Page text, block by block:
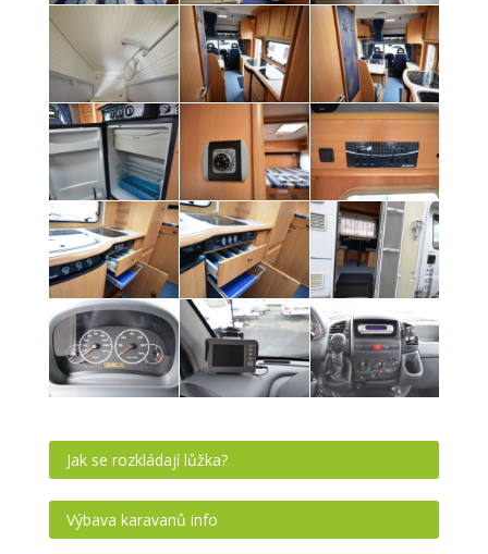
Jak se rozkládají lůžka?
Výbava karavanů info